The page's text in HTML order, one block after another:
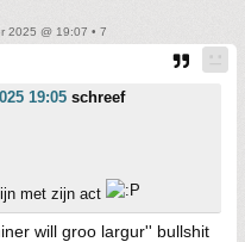
2025 @ 19:07 • 7
19:05 schreef
met zijn act
will groo largur'' bullshit